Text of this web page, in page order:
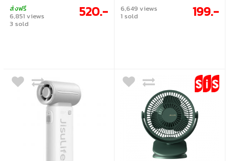
ส่งฟรี
6,851 views
3 sold
520.- 6,649 views
1 sold 199.-